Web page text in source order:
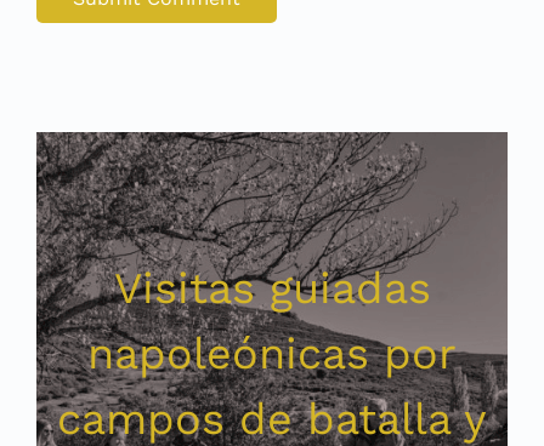
Visitas guiadas
napoleónicas por
campos de batalla y